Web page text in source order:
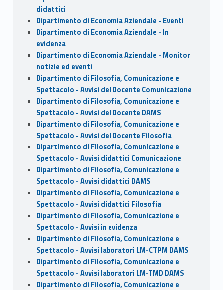
didattici
Dipartimento di Economia Aziendale - Eventi
Dipartimento di Economia Aziendale - In
evidenza
Dipartimento di Economia Aziendale - Monitor
notizie ed eventi
Dipartimento di Filosofia, Comunicazione e
Spettacolo - Avvisi del Docente Comunicazione
Dipartimento di Filosofia, Comunicazione e
Spettacolo - Avvisi del Docente DAMS
Dipartimento di Filosofia, Comunicazione e
Spettacolo - Avvisi del Docente Filosofia
Dipartimento di Filosofia, Comunicazione e
Spettacolo - Avvisi didattici Comunicazione
Dipartimento di Filosofia, Comunicazione e
Spettacolo - Avvisi didattici DAMS
Dipartimento di Filosofia, Comunicazione e
Spettacolo - Avvisi didattici Filosofia
Dipartimento di Filosofia, Comunicazione e
Spettacolo - Avvisi in evidenza
Dipartimento di Filosofia, Comunicazione e
Spettacolo - Avvisi laboratori LM-CTPM DAMS
Dipartimento di Filosofia, Comunicazione e
Spettacolo - Avvisi laboratori LM-TMD DAMS
Dipartimento di Filosofia, Comunicazione e